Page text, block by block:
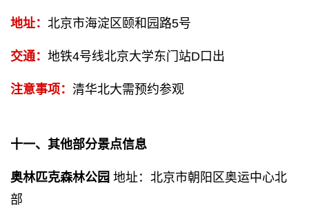
地址： 北京市海淀区颐和园路5号
交通： 地铁4号线北京大学东门站D口出
注意事项： 清华北大需预约参观
十一、其他部分景点信息
奥林匹克森林公园 地址：北京市朝阳区奥运中心北
部